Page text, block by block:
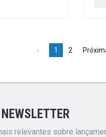
1 2
relevantes sobre